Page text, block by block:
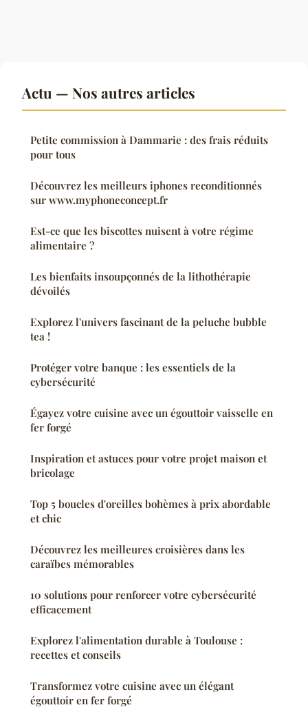
Actu — Nos autres articles
Petite commission à Dammarie : des frais réduits
pour tous
Découvrez les meilleurs iphones reconditionnés
sur www.myphoneconcept.fr
Est-ce que les biscottes nuisent à votre régime
alimentaire ?
Les bienfaits insoupçonnés de la lithothérapie
dévoilés
Explorez l'univers fascinant de la peluche bubble
tea !
Protéger votre banque : les essentiels de la
cybersécurité
Égayez votre cuisine avec un égouttoir vaisselle en
fer forgé
Inspiration et astuces pour votre projet maison et
bricolage
Top 5 boucles d'oreilles bohèmes à prix abordable
et chic
Découvrez les meilleures croisières dans les
caraïbes mémorables
10 solutions pour renforcer votre cybersécurité
efficacement
Explorez l'alimentation durable à Toulouse :
recettes et conseils
Transformez votre cuisine avec un élégant
égouttoir en fer forgé